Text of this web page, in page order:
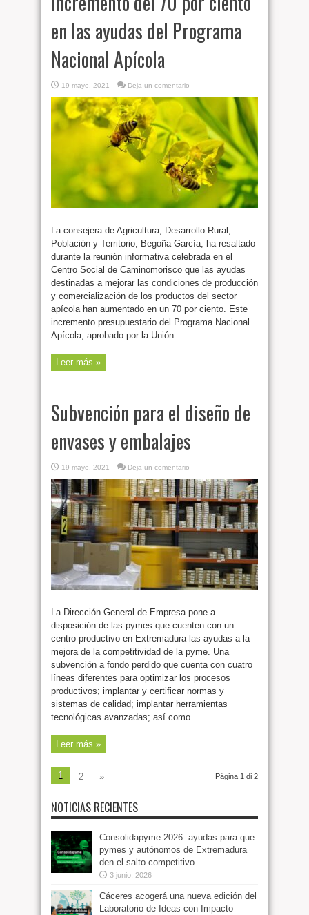
en las ayudas del Programa
Nacional Apícola
19 mayo, 2021 Deja un comentario
La consejera de Agricultura, Desarrollo Rural,
Población y Territorio, Begoña García, ha resaltado
durante la reunión informativa celebrada en el
Centro Social de Caminomorisco que las ayudas
destinadas a mejorar las condiciones de producción
y comercialización de los productos del sector
apícola han aumentado en un 70 por ciento. Este
incremento presupuestario del Programa Nacional
Apícola, aprobado por la Unión ...
Leer más »
Subvención para el diseño de
envases y embalajes
19 mayo, 2021 Deja un comentario
La Dirección General de Empresa pone a
disposición de las pymes que cuenten con un
centro productivo en Extremadura las ayudas a la
mejora de la competitividad de la pyme. Una
subvención a fondo perdido que cuenta con cuatro
líneas diferentes para optimizar los procesos
productivos; implantar y certificar normas y
sistemas de calidad; implantar herramientas
tecnológicas avanzadas; así como ...
Leer más »
Página 1 di 2
1 2 »
NOTICIAS RECIENTES
Consolidapyme 2026: ayudas para que
pymes y autónomos de Extremadura
den el salto competitivo
3 junio, 2026
Cáceres acogerá una nueva edición del
Laboratorio de Ideas con Impacto